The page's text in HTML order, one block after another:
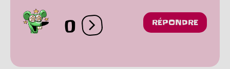
0 Ouvrir les réactions
RÉPONDRE